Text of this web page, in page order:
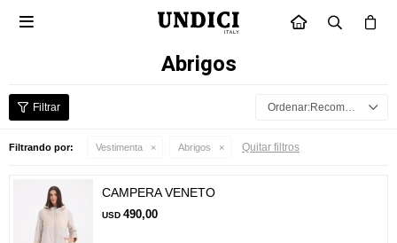
INICIO

Abrigos
Recomendados
Filtrando por: Vestimenta Abrigos Quitar filtros
CAMPERA VENETO
USD 490,00